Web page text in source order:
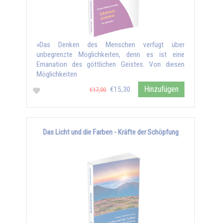
»Das Denken des Menschen verfügt über
unbegrenzte Möglichkeiten, denn es ist eine
Emanation des göttlichen Geistes. Von diesen
Möglichkeiten
€17,00 €15,30 Hinzufügen
Das Licht und die Farben - Kräfte der Schöpfung